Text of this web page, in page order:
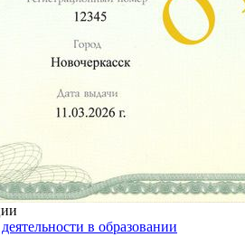
в образовании